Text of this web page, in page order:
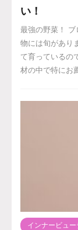
い！
最強の野菜！
物には旬があり
て育っているの
材の中で特にお
インナービュー